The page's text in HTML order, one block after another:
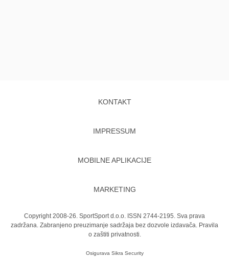
KONTAKT
IMPRESSUM
MOBILNE APLIKACIJE
MARKETING
Copyright 2008-26. SportSport d.o.o. ISSN 2744-2195. Sva prava
zadržana. Zabranjeno preuzimanje sadržaja bez dozvole izdavača. Pravila
o zaštiti privatnosti.
Osigurava Sikra Security